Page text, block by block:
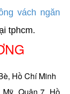
vách ngăn
tphcm.
Hồ Chí Minh
Quận 7, Hồ